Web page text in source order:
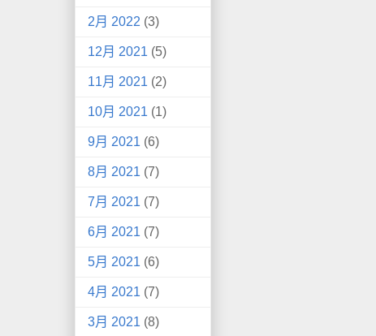
2月 2022 (3)
12月 2021 (5)
11月 2021 (2)
10月 2021 (1)
9月 2021 (6)
8月 2021 (7)
7月 2021 (7)
6月 2021 (7)
5月 2021 (6)
4月 2021 (7)
3月 2021 (8)